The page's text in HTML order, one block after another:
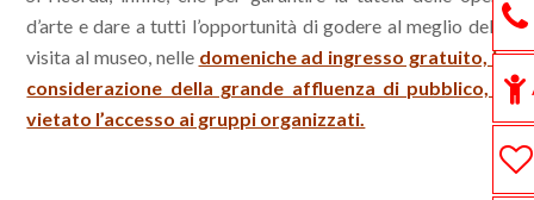
d’arte e dare a tutti l’opportunità di godere al meglio della
visita al museo, nelle domeniche ad ingresso gratuito, in
considerazione della grande affluenza di pubblico, è
vietato l’accesso ai gruppi organizzati.